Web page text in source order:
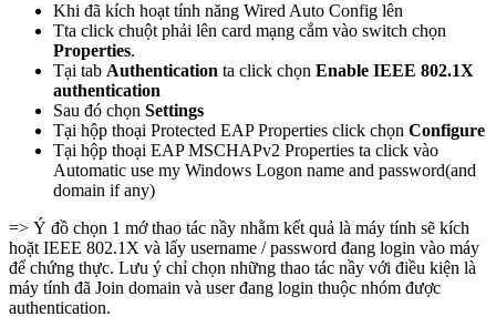
Khi đã kích hoạt tính năng Wired Auto Config lên
Tta click chuột phải lên card mạng cắm vào switch chọn
Properties.
Tại tab Authentication ta click chọn Enable IEEE 802.1X
authentication
Sau đó chọn Settings
Tại hộp thoại Protected EAP Properties click chọn Configure
Tại hộp thoại EAP MSCHAPv2 Properties ta click vào
Automatic use my Windows Logon name and password(and
domain if any)
=> Ý đồ chọn 1 mớ thao tác nầy nhằm kết quả là máy tính sẽ kích
hoặt IEEE 802.1X và lấy username / password đang login vào máy
để chứng thực. Lưu ý chỉ chọn những thao tác nầy với điều kiện là
máy tính đã Join domain và user đang login thuộc nhóm được
authentication.